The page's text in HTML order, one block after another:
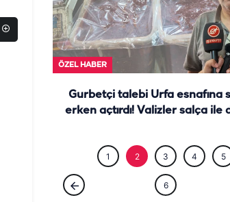
ÖZEL HABER
Gurbetçi talebi Urfa esnafına
erken açtırdı! Valizler salça ile
1 2 3 4 5
6